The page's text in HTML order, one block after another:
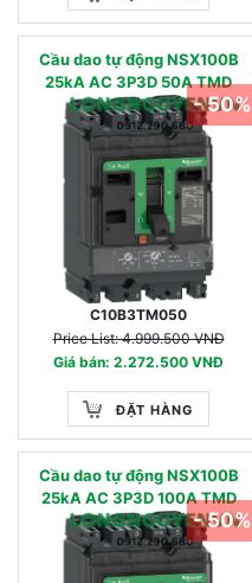
Cầu dao tự động NSX100B
25kA AC 3P3D 50A TMD
C10B3TM050
Price List: 4.999.500 VNĐ
Giá bán: 2.272.500 VNĐ
ĐẶT HÀNG
- 50%
Cầu dao tự động NSX100B
25kA AC 3P3D 100A TMD
- 50%